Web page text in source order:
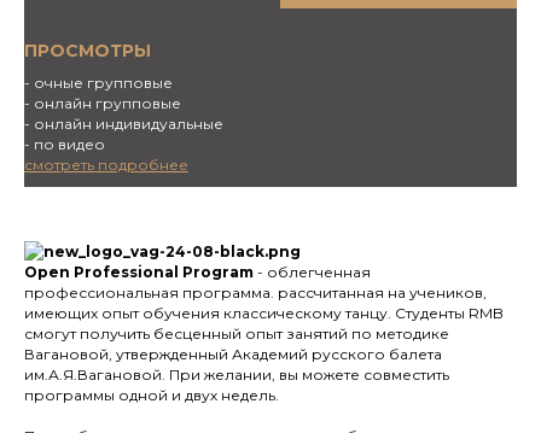
ПРОСМОТРЫ
- очные групповые
- онлайн групповые
- онлайн индивидуальные
- по видео
смотреть подробнее
Open Professional Program - облегченная
профессиональная программа. рассчитанная на учеников,
имеющих опыт обучения классическому танцу. Студенты RMB
смогут получить бесценный опыт занятий по методике
Вагановой, утвержденный Академий русского балета
им.А.Я.Вагановой. При желании, вы можете совместить
программы одной и двух недель.